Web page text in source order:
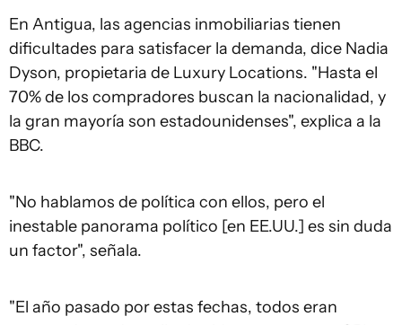
En Antigua, las agencias inmobiliarias tienen
dificultades para satisfacer la demanda, dice Nadia
Dyson, propietaria de Luxury Locations. "Hasta el
70% de los compradores buscan la nacionalidad, y
la gran mayoría son estadounidenses", explica a la
BBC.
"No hablamos de política con ellos, pero el
inestable panorama político [en EE.UU.] es sin duda
un factor", señala.
"El año pasado por estas fechas, todos eran